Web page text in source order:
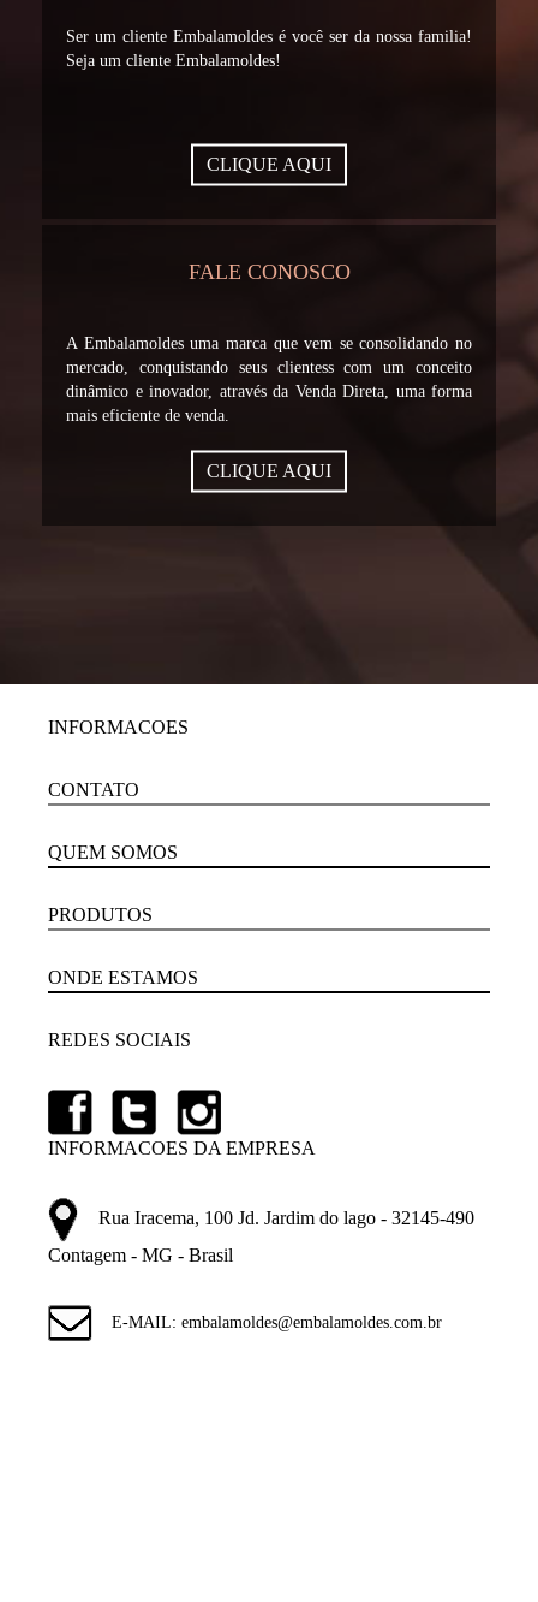
Ser um cliente Embalamoldes é você ser da nossa familia!
Seja um cliente Embalamoldes!
CLIQUE AQUI
FALE CONOSCO
A Embalamoldes uma marca que vem se consolidando no
mercado, conquistando seus clientess com um conceito
dinâmico e inovador, através da Venda Direta, uma forma
mais eficiente de venda.
CLIQUE AQUI
INFORMACOES
CONTATO
QUEM SOMOS
PRODUTOS
ONDE ESTAMOS
REDES SOCIAIS
INFORMACOES DA EMPRESA
Rua Iracema, 100 Jd. Jardim do lago - 32145-490
Contagem - MG - Brasil
E-MAIL: embalamoldes@embalamoldes.com.br